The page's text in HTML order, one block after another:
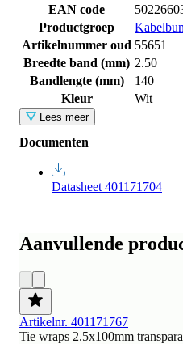
EAN code
Productgroep
Artikelnummer oud 55651
Breedte band (mm) 2.50
Bandlengte (mm)
140
Kleur
Wit
Lees meer
Documenten
Datasheet 401171704
Aanvullende
Artikelnr. 401171767
Tie wraps 2.5x100mm